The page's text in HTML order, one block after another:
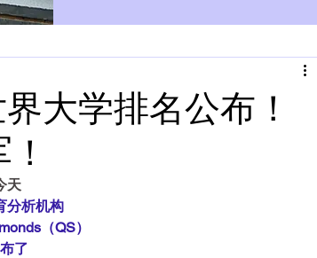
大学排名公布！
天
分析机构
（QS）
了